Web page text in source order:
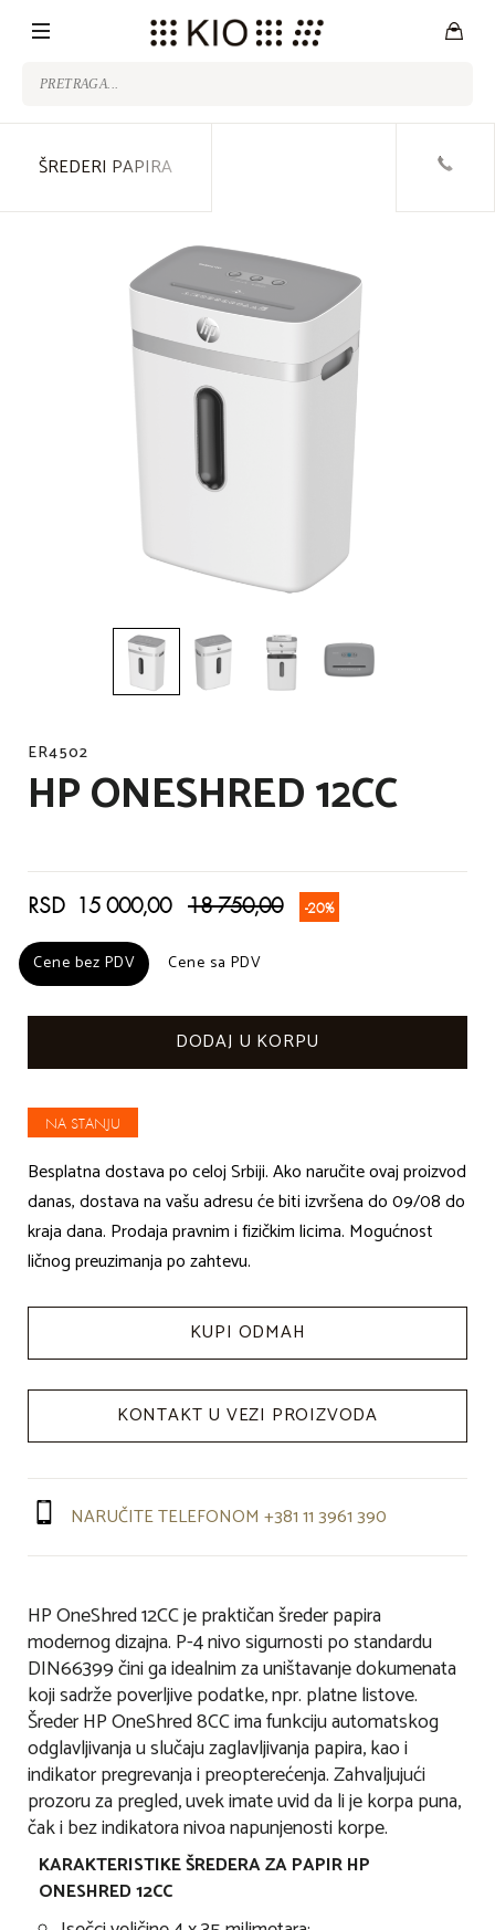
ŠREDERI PAPIRA
ER4502
HP ONESHRED 12CC
RSD 15 000,00 18 750,00 -20%
Cene bez PDV Cene sa PDV
Cene bez PDV Cene sa PDV
NA STANJU
Besplatna dostava po celoj Srbiji. Ako naručite ovaj proizvod
danas, dostava na vašu adresu će biti izvršena do 09/08 do
kraja dana. Prodaja pravnim i fizičkim licima. Mogućnost
ličnog preuzimanja po zahtevu.
KUPI ODMAH
KONTAKT U VEZI PROIZVODA
NARUČITE TELEFONOM +381 11 3961 390
HP OneShred 12CC je praktičan šreder papira
modernog dizajna. P-4 nivo sigurnosti po standardu
DIN66399 čini ga idealnim za uništavanje dokumenata
koji sadrže poverljive podatke, npr. platne listove.
Šreder HP OneShred 8CC ima funkciju automatskog
odglavljivanja u slučaju zaglavljivanja papira, kao i
indikator pregrevanja i preopterećenja. Zahvaljujući
prozoru za pregled, uvek imate uvid da li je korpa puna,
čak i bez indikatora nivoa napunjenosti korpe.
KARAKTERISTIKE ŠREDERA ZA PAPIR HP
ONESHRED 12CC